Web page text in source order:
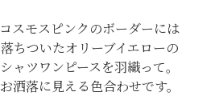
コスモスピンクのボーダーには
落ちついたオリーブイエローの
シャツワンピースを羽織って。
お洒落に見える色合わせです。